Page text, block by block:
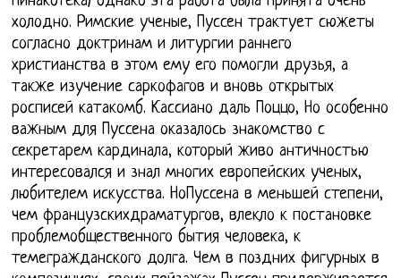
холодно. Римские ученые, Пуссен трактует сюжеты
согласно доктринам и литургии раннего
христианства в этом ему его помогли друзья, а
также изучение саркофагов и вновь открытых
росписей катакомб. Кассиано даль Поццо, Но особенно
важным для Пуссена оказалось знакомство с
секретарем кардинала, который живо античностью
интересовался и знал многих европейских ученых,
любителем искусства. НоПуссена в меньшей степени,
чем французскихдраматургов, влекло к постановке
проблемобщественного бытия человека, к
темегражданского долга. Чем в поздних фигурных в